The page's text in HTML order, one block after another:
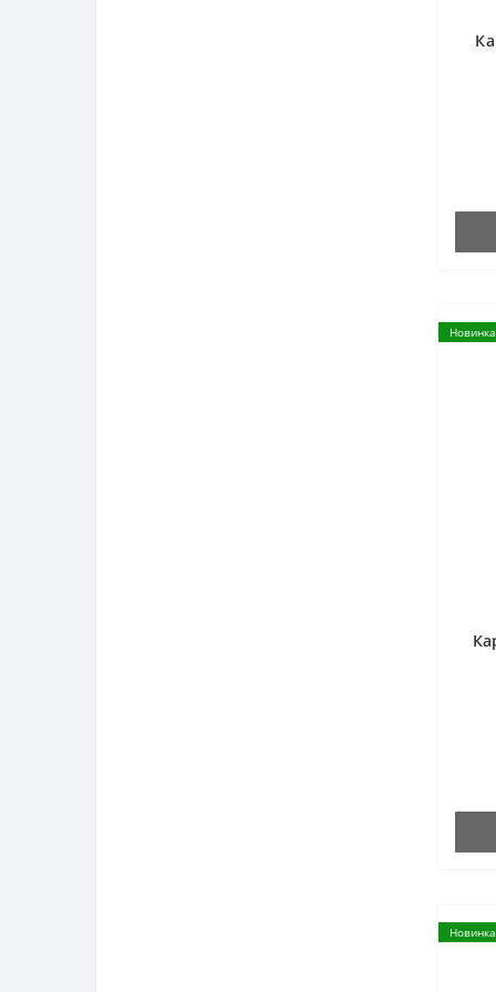
Новинка
Новинка